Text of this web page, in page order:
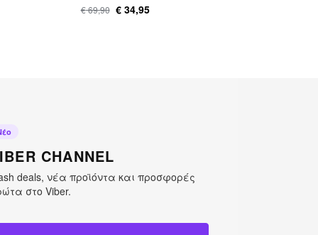
€69,90 €34,95
CHANNEL
deals, νέα προϊόντα και προσφορές
στο Viber.